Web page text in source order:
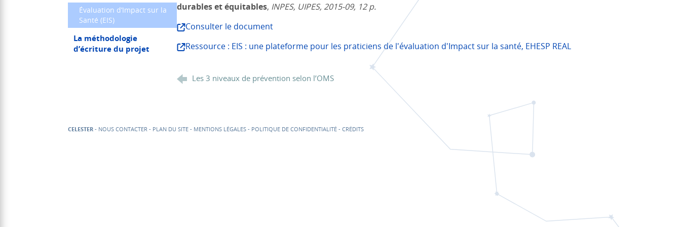
Évaluation d’Impact sur la
Santé (EIS)
La méthodologie
d’écriture du projet
durables et équitables, INPES, UIPES, 2015-09, 12 p.
Consulter le document
Ressource : EIS : une plateforme pour les praticiens de l'évaluation d'Impact sur la santé, EHESP REAL
Les 3 niveaux de prévention selon l’OMS
CELESTER - NOUS CONTACTER - PLAN DU SITE - MENTIONS LÉGALES - POLITIQUE DE CONFIDENTIALITÉ -CRÉDITS